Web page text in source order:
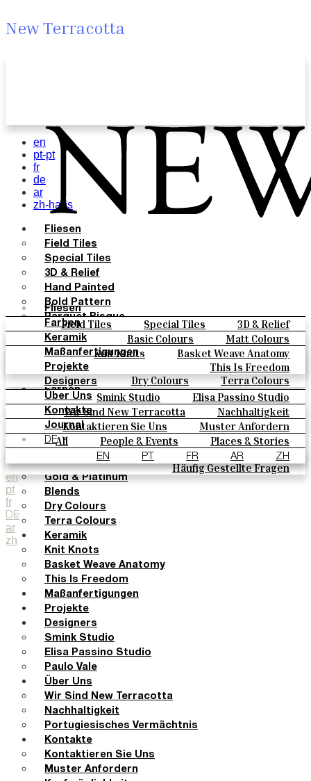
New Terracotta
Fliesen
Field Tiles Special Tiles
3D & Relief
Hand Painted
Bold Pattern
Parquet Bisque
Natural Cotto
Smink Studio
Elisa Passino
Paulo Vale
Farben
Basic Colours
Matt Colours
Oxide Explosions
Special Firing
Vintage Metallics
Gold & Platinum
Blends
Dry Colours
Terra Colours
Keramik
Knit Knots
Basket Weave Anatomy
This Is Freedom
Maßanfertigungen
Projekte
Designers
Smink Studio
Elisa Passino Studio
Paulo Vale
Über Uns
Wir Sind New Terracotta
Nachhaltigkeit
Portugiesisches Vermächtnis
Kontakte
Kontaktieren Sie Uns
Muster Anfordern
Kaufmöglichkeiten
Kataloge U Technische Spezifikationen
Häufig Gestellte Fragen
Journal
All People & Events
Places & Stories
Materials & Sustainability
Inspiration & Culture
DE
EN PT FR AR ZH
en
pt
fr
DE
ar
zh
en
pt-pt
fr
de
ar
zh-hans
Fliesen
Field Tiles
Special Tiles
3D & Relief
Hand Painted
Bold Pattern
Parquet Bisque
Natural Cotto
Smink Studio
Elisa Passino
Paulo Vale
Farben
Basic Colours
Matt Colours
Oxide Explosions
Special Firing
Vintage Metallics
Gold & Platinum
Blends
Dry Colours
Terra Colours
Keramik
Knit Knots
Basket Weave Anatomy
This Is Freedom
Maßanfertigungen
Projekte
Designers
Smink Studio
Elisa Passino Studio
Paulo Vale
Über Uns
Wir Sind New Terracotta
Nachhaltigkeit
Portugiesisches Vermächtnis
Kontakte
Kontaktieren Sie Uns
Muster Anfordern